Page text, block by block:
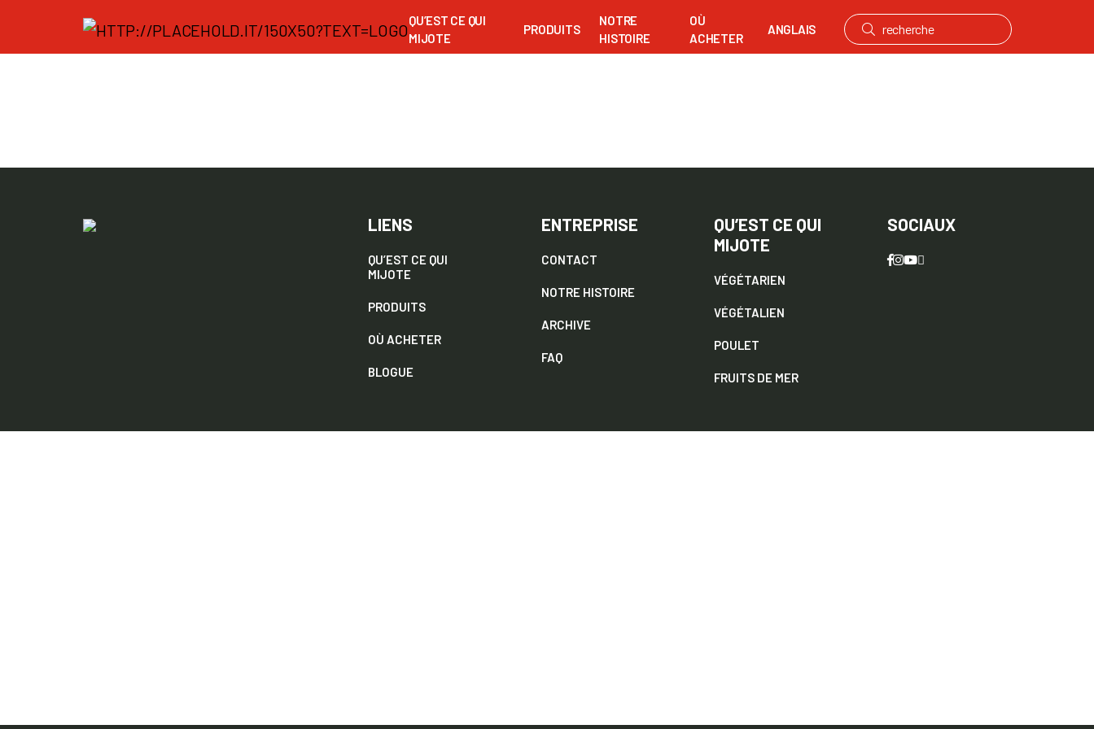
QU’EST CE QUI
MIJOTE
PRODUITS
NOTRE
HISTOIRE
OÙ
ACHETER
ANGLAIS
LIENS
QU’EST CE QUI
MIJOTE
PRODUITS
OÙ ACHETER
BLOGUE
ENTREPRISE
CONTACT
NOTRE HISTOIRE
ARCHIVE
FAQ
QU’EST CE QUI
MIJOTE
VÉGÉTARIEN
VÉGÉTALIEN
POULET
FRUITS DE MER
SOCIAUX